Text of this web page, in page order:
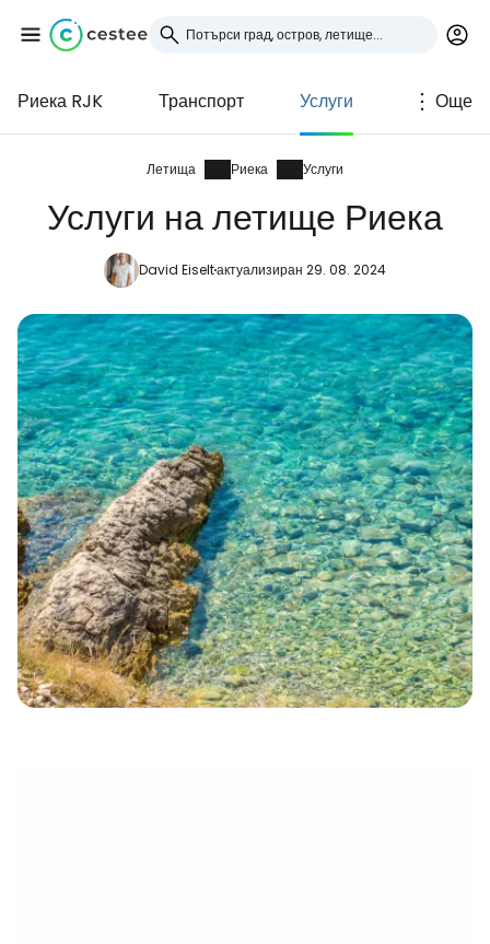
Риека RJK Транспорт Услуги Още
Летища Риека Услуги
Услуги на летище Риека
David Eiseltактуализиран 29. 08. 2024
Влезте в Cestee
... световната общност на туристите
Продължете с Google
Продължете с Facebook
Продължете с имейл